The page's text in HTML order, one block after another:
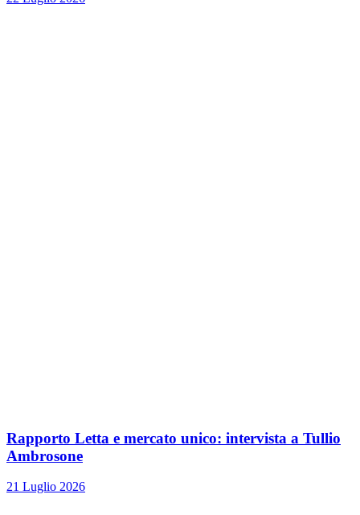
Rapporto Letta e mercato unico: intervista a Tullio
Ambrosone
21 Luglio 2026